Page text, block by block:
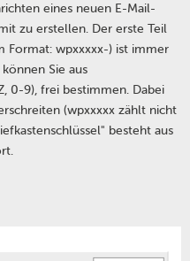
eines neuen E-Mail-
zu erstellen. Der erste Teil
Format: wpxxxxx-) ist immer
Sie aus
0-9), frei bestimmen. Dabei
(wpxxxxx zählt nicht
besteht aus